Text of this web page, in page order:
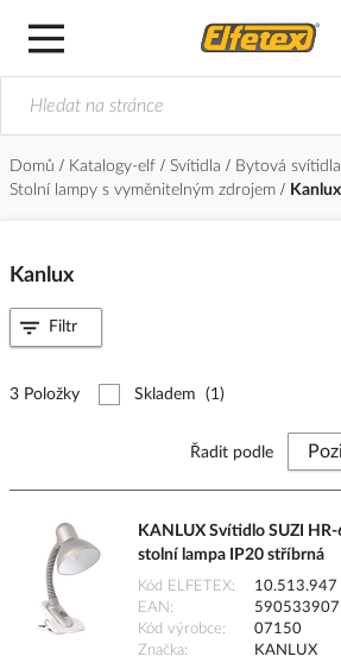
Domů Katalogy-elf Svítidla Bytová svítidla
Stolní lampy s vyměnitelným zdrojem
Kanlux
Kanlux
3 Položky Skladem (1)
Řadit podle
KANLUX Svítidlo SUZI
stolní lampa IP20 stříbrná
Kód ELFETEX
10.513.947
EAN
Kód výrobce
07150
Značka
KANLUX
Filtr